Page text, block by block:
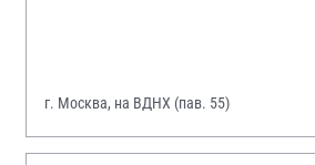
г. Москва, на ВДНХ (пав. 55)